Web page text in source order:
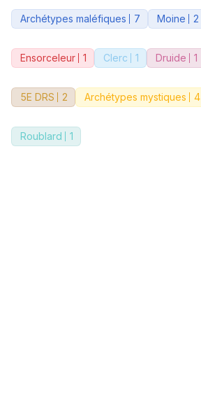
Archétypes maléfiques 7 Moine 2
Ensorceleur 1 Clerc 1 Druide 1
5E DRS 2 Archétypes mystiques 4
Roublard 1